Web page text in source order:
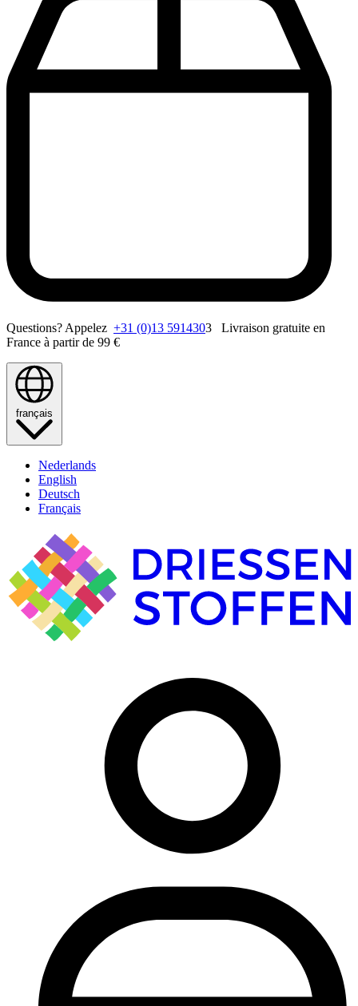
Questions? Appelez +31 (0)13 5914303 Livraison gratuite en
France à partir de 99 €
français
Nederlands
English
Deutsch
Français